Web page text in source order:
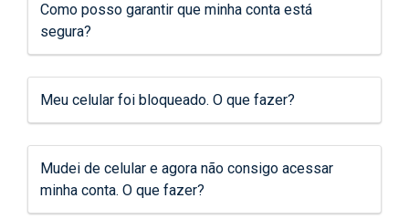
Como posso garantir que minha conta está
segura?
Meu celular foi bloqueado. O que fazer?
Mudei de celular e agora não consigo acessar
minha conta. O que fazer?